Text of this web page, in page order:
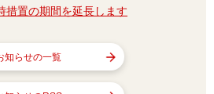
措置の期間を延長します
知らせの一覧